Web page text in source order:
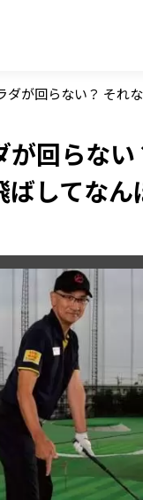
ダが回らない？ それ
回らな
してなん